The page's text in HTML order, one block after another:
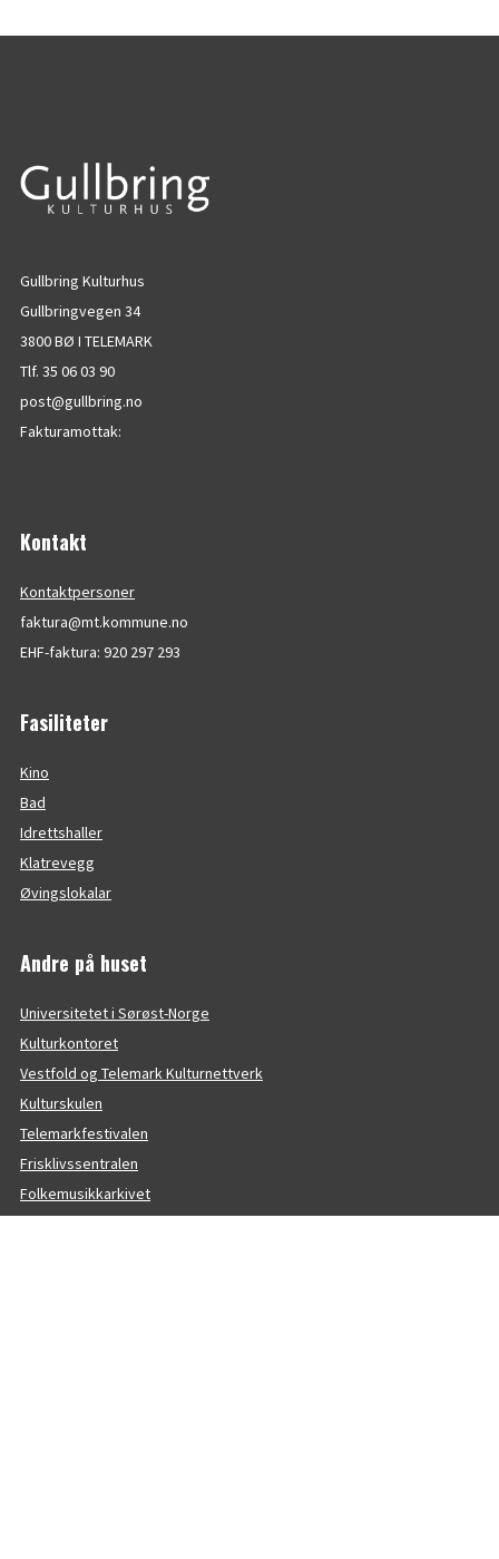
Gullbring Kulturhus
Gullbringvegen 34
3800 BØ I TELEMARK
Tlf. 35 06 03 90
post@gullbring.no
Fakturamottak:
Kontakt
Kontaktpersoner
faktura@mt.kommune.no
EHF-faktura: 920 297 293
Fasiliteter
Kino
Bad
Idrettshaller
Klatrevegg
Øvingslokalar
Andre på huset
Universitetet i Sørøst-Norge
Kulturkontoret
Vestfold og Telemark Kulturnettverk
Kulturskulen
Telemarkfestivalen
Frisklivssentralen
Folkemusikkarkivet